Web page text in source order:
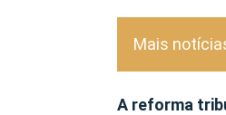
Mais
A reforma